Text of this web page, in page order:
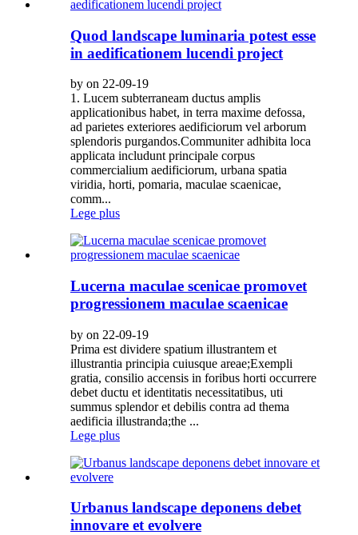
Quod landscape luminaria potest esse
in aedificationem lucendi project
by on 22-09-19
1. Lucem subterraneam ductus amplis
applicationibus habet, in terra maxime defossa,
ad parietes exteriores aedificiorum vel arborum
splendoris purgandos.Communiter adhibita loca
applicata includunt principale corpus
commercialium aedificiorum, urbana spatia
viridia, horti, pomaria, maculae scaenicae,
comm...
Lege plus
Lucerna maculae scenicae promovet
progressionem maculae scaenicae
by on 22-09-19
Prima est dividere spatium illustrantem et
illustrantia principia cuiusque areae;Exempli
gratia, consilio accensis in foribus horti occurrere
debet ductu et identitatis necessitatibus, uti
summus splendor et debilis contra ad thema
aedificia illustranda;the ...
Lege plus
Urbanus landscape deponens debet
innovare et evolvere